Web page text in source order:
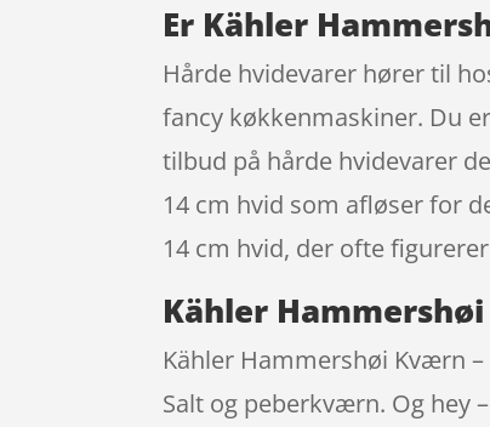
Er Kähler
Hårde hvidevarer hører til
fancy køkkenmaskiner. Du
tilbud på hårde hvidevarer
14 cm hvid som afløser for
14 cm hvid, der ofte
Kähler
Kähler Hammershøi Kværn
Salt og peberkværn. Og hey